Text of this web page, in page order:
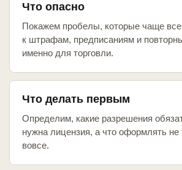
Что опасно
Покажем пробелы, которые чаще
к штрафам, предписаниям и
именно для торговли.
Что делать первым
Определим, какие разрешения
нужна лицензия, а что оформлять не
вовсе.